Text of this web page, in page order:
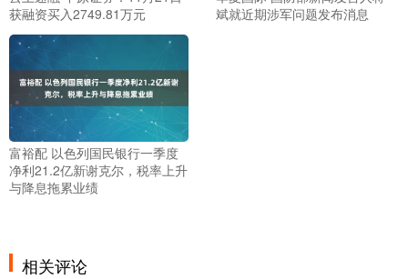
获融资买入2749.81万元
斌就近期涉军问题发布消息
富裕配 以色列国民银行一季度
净利21.2亿新谢克尔，税率上升
与降息拖累业绩
相关评论